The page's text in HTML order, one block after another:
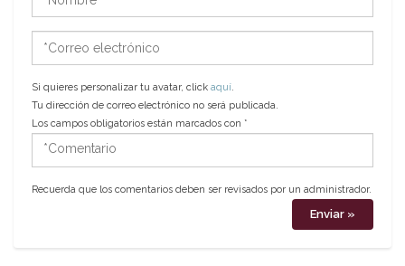
*Correo
electrónico
Si quieres personalizar tu avatar, click aquí.
Tu dirección de correo electrónico no será publicada.
Los campos obligatorios están marcados con *
*Comentario
Recuerda que los comentarios deben ser revisados por un administrador.